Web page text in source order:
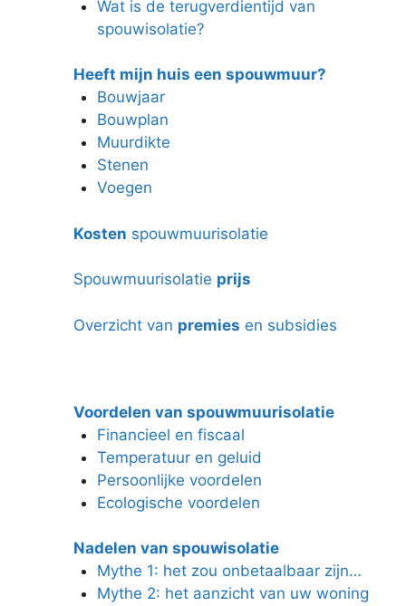
Wat is de terugverdientijd van
spouwisolatie?
Heeft mijn huis een spouwmuur?
Bouwjaar
Bouwplan
Muurdikte
Stenen
Voegen
Kosten spouwmuurisolatie
Spouwmuurisolatie prijs
Overzicht van premies en subsidies
Voordelen van spouwmuurisolatie
Financieel en fiscaal
Temperatuur en geluid
Persoonlijke voordelen
Ecologische voordelen
Nadelen van spouwisolatie
Mythe 1: het zou onbetaalbaar zijn…
Mythe 2: het aanzicht van uw woning